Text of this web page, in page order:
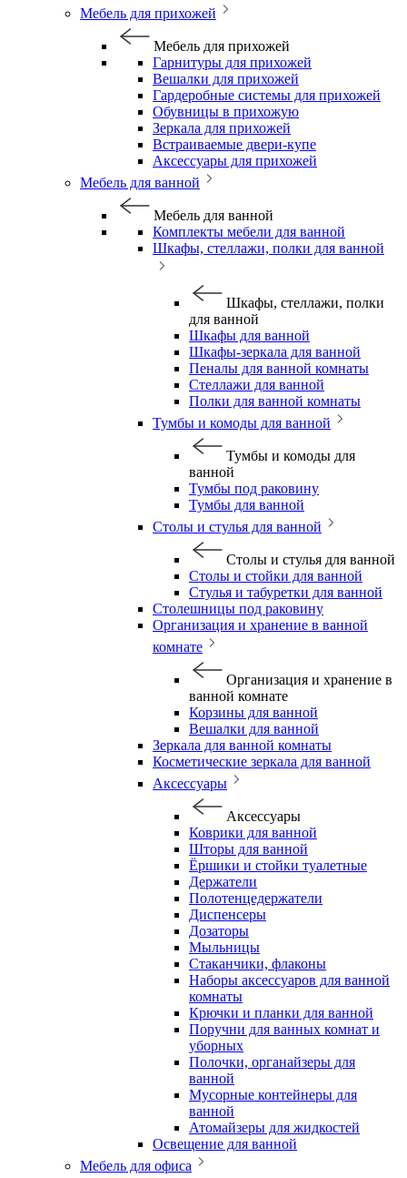
Мебель для прихожей
Мебель для прихожей
Гарнитуры для прихожей
Вешалки для прихожей
Гардеробные системы для прихожей
Обувницы в прихожую
Зеркала для прихожей
Встраиваемые двери-купе
Аксессуары для прихожей
Мебель для ванной
Мебель для ванной
Комплекты мебели для ванной
Шкафы, стеллажи, полки для ванной
Шкафы, стеллажи, полки
для ванной
Шкафы для ванной
Шкафы-зеркала для ванной
Пеналы для ванной комнаты
Стеллажи для ванной
Полки для ванной комнаты
Тумбы и комоды для ванной
Тумбы и комоды для
ванной
Тумбы под раковину
Тумбы для ванной
Столы и стулья для ванной
Столы и стулья для ванной
Столы и стойки для ванной
Стулья и табуретки для ванной
Столешницы под раковину
Организация и хранение в ванной
комнате
Организация и хранение в
ванной комнате
Корзины для ванной
Вешалки для ванной
Зеркала для ванной комнаты
Косметические зеркала для ванной
Аксессуары
Аксессуары
Коврики для ванной
Шторы для ванной
Ёршики и стойки туалетные
Держатели
Полотенцедержатели
Диспенсеры
Дозаторы
Мыльницы
Стаканчики, флаконы
Наборы аксессуаров для ванной
комнаты
Крючки и планки для ванной
Поручни для ванных комнат и
уборных
Полочки, органайзеры для
ванной
Мусорные контейнеры для
ванной
Атомайзеры для жидкостей
Освещение для ванной
Мебель для офиса